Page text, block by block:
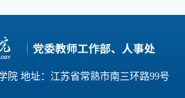
院 地址：江苏省常熟市南三环路99号